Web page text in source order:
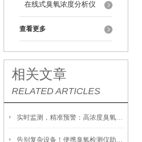
在线式臭氧浓度分析仪
查看更多
相关文章
RELATED ARTICLES
实时监测，精准预警：高浓度臭氧检测仪在环境保护中的重要性
告别复杂设备！便携臭氧检测仪助力现场高效检测